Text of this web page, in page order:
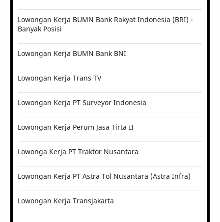
Lowongan Kerja BUMN Bank Rakyat Indonesia (BRI) -
Banyak Posisi
Lowongan Kerja BUMN Bank BNI
Lowongan Kerja Trans TV
Lowongan Kerja PT Surveyor Indonesia
Lowongan Kerja Perum Jasa Tirta II
Lowonga Kerja PT Traktor Nusantara
Lowongan Kerja PT Astra Tol Nusantara (Astra Infra)
Lowongan Kerja Transjakarta